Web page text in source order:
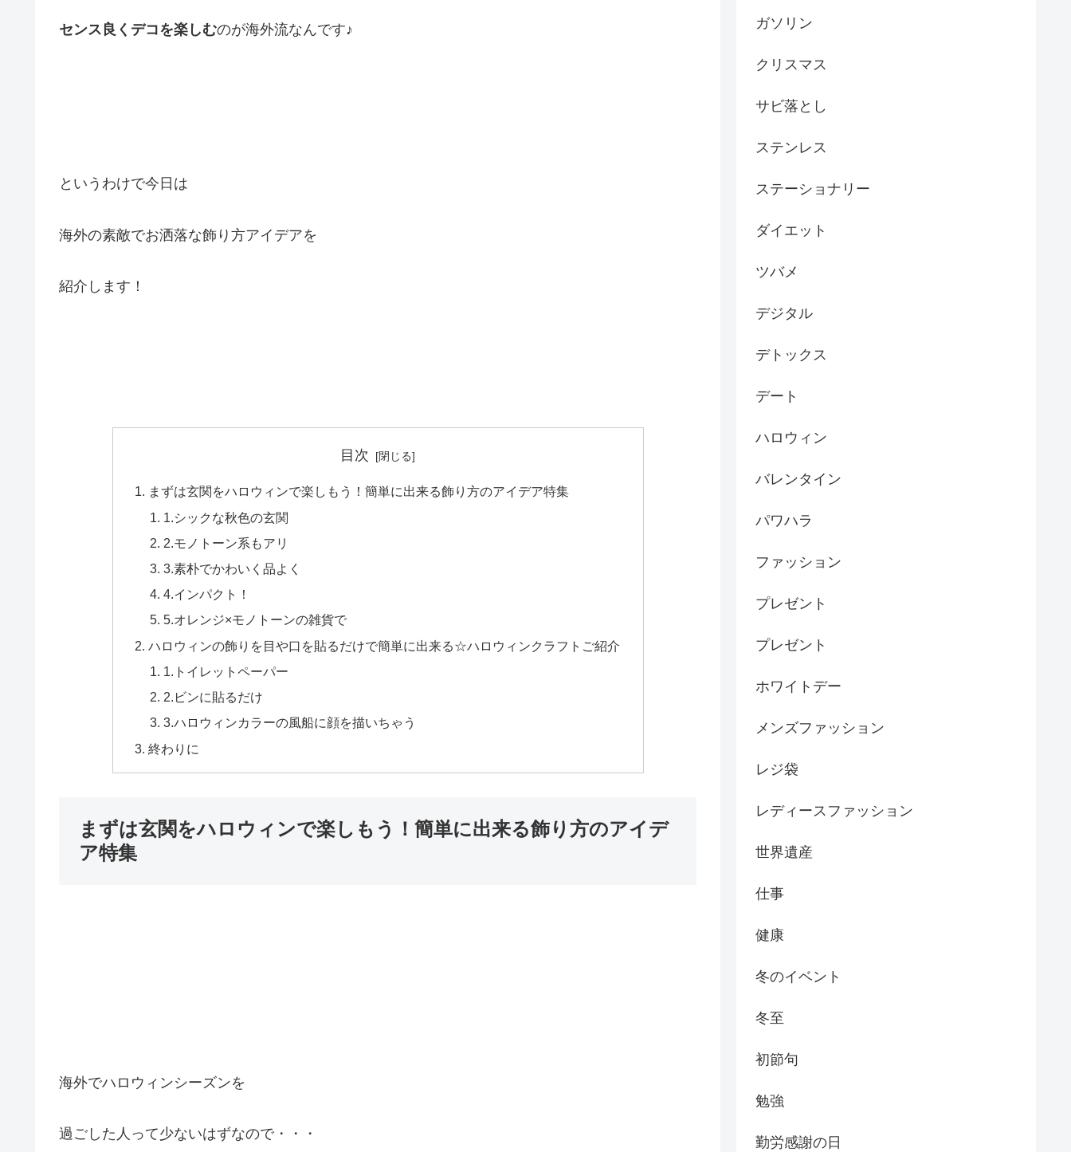
センス良くデコを楽しむのが海外流なんです♪
というわけで今日は
海外の素敵でお洒落な飾り方アイデアを
紹介します！
目次
まずは玄関をハロウィンで楽しもう！簡単に出来る飾り方のアイデア特集
1.シックな秋色の玄関
2.モノトーン系もアリ
3.素朴でかわいく品よく
4.インパクト！
5.オレンジ×モノトーンの雑貨で
ハロウィンの飾りを目や口を貼るだけで簡単に出来る☆ハロウィンクラフトご紹介
1.トイレットペーパー
2.ビンに貼るだけ
3.ハロウィンカラーの風船に顔を描いちゃう
終わりに
まずは玄関をハロウィンで楽しもう！簡単に出来る飾り方のアイデ
ア特集
海外でハロウィンシーズンを
過ごした人って少ないはずなので・・・
ガソリン
クリスマス
サビ落とし
ステンレス
ステーショナリー
ダイエット
ツバメ
デジタル
デトックス
デート
ハロウィン
バレンタイン
パワハラ
ファッション
プレゼント
プレゼント
ホワイトデー
メンズファッション
レジ袋
レディースファッション
世界遺産
仕事
健康
冬のイベント
冬至
初節句
勉強
勤労感謝の日